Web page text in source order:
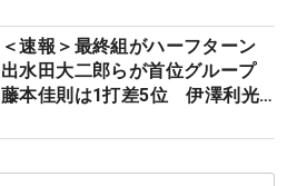
＜速報＞最終組がハーフターン
出水田大二郎らが首位グループ
藤本佳則は1打差5位 伊澤利光
JOYX OPEN】